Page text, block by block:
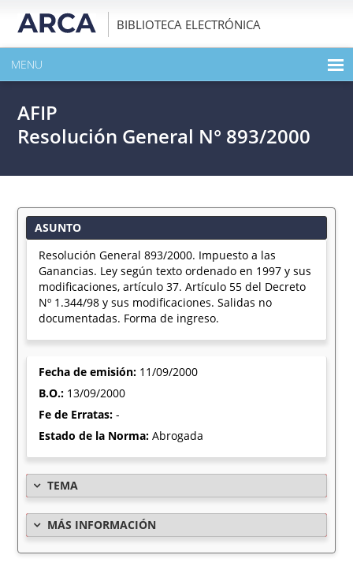
BIBLIOTECA ELECTRÓNICA
MENU
EXPANDIR TODO EL CONTENIDO DE LA PUBLICACIÓN
AFIP
Resolución General N° 893/2000
ASUNTO
Resolución General 893/2000. Impuesto a las
Ganancias. Ley según texto ordenado en 1997 y sus
modificaciones, artículo 37. Artículo 55 del Decreto
Nº 1.344/98 y sus modificaciones. Salidas no
documentadas. Forma de ingreso.
Fecha de emisión: 11/09/2000
B.O.: 13/09/2000
Fe de Erratas:-
Estado de la Norma:Abrogada
TEMA
MÁS INFORMACIÓN